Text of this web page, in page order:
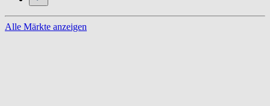
Alle Märkte anzeigen